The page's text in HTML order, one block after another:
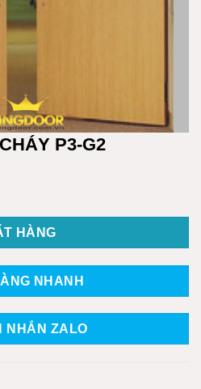
P3-G2
số lượng
HÀNG
NHANH
NHẮN ZALO